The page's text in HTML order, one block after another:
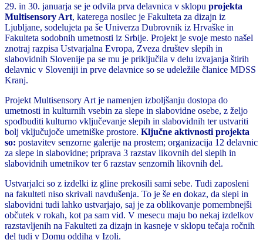
29. in 30. januarja se je odvila prva delavnica v sklopu projekta
Multisensory Art, katerega nosilec je Fakulteta za dizajn iz
Ljubljane, sodelujeta pa še Univerza Dubrovnik iz Hrvaške in
Fakulteta sodobnih umetnosti iz Srbije. Projekt je svoje mesto našel
znotraj razpisa Ustvarjalna Evropa, Zveza društev slepih in
slabovidnih Slovenije pa se mu je priključila v delu izvajanja štirih
delavnic v Sloveniji in prve delavnice so se udeležile članice MDSS
Kranj.
Projekt Multisensory Art je namenjen izboljšanju dostopa do
umetnosti in kulturnih vsebin za slepe in slabovidne osebe, z željo
spodbuditi kulturno vključevanje slepih in slabovidnih ter ustvariti
bolj vključujoče umetniške prostore. Ključne aktivnosti projekta
so: postavitev senzorne galerije na prostem; organizacija 12 delavnic
za slepe in slabovidne; priprava 3 razstav likovnih del slepih in
slabovidnih umetnikov ter 6 razstav senzornih likovnih del.
Ustvarjalci so z izdelki iz gline prekosili sami sebe. Tudi zaposleni
na fakulteti niso skrivali navdušenja. To je še en dokaz, da slepi in
slabovidni tudi lahko ustvarjajo, saj je za oblikovanje pomembnejši
občutek v rokah, kot pa sam vid. V mesecu maju bo nekaj izdelkov
razstavljenih na Fakulteti za dizajn in kasneje v sklopu tečaja ročnih
del tudi v Domu oddiha v Izoli.